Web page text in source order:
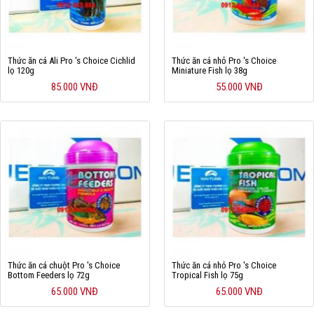
Thức ăn cá Ali Pro 's Choice Cichlid
lọ 120g
85.000 VNĐ
Thức ăn cá nhỏ Pro 's Choice
Miniature Fish lọ 38g
55.000 VNĐ
Thức ăn cá chuột Pro 's Choice
Bottom Feeders lọ 72g
65.000 VNĐ
Thức ăn cá nhỏ Pro 's Choice
Tropical Fish lọ 75g
65.000 VNĐ